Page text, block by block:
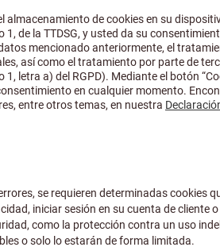
Broca espiral y plaquita reversible-broca
KUB-
BROCA